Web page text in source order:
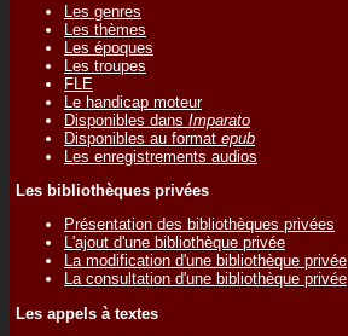
Les genres
Les thèmes
Les époques
Les troupes
FLE
Le handicap moteur
Disponibles dans Imparato
Disponibles au format epub
Les enregistrements audios
Les bibliothèques privées
Présentation des bibliothèques privées
L'ajout d'une bibliothèque privée
La modification d'une bibliothèque privée
La consultation d'une bibliothèque privée
Les appels à textes